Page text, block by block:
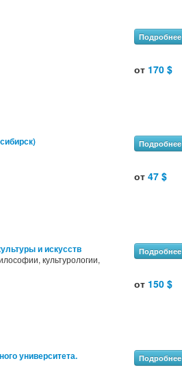
Подробнее
от 170 $
Подробнее
от47 $
и искусств
культурологии,
Подробнее
от 150 $
университета.
Подробнее